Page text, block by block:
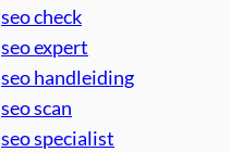
seo check
seo expert
seo handleiding
seo scan
seo specialist